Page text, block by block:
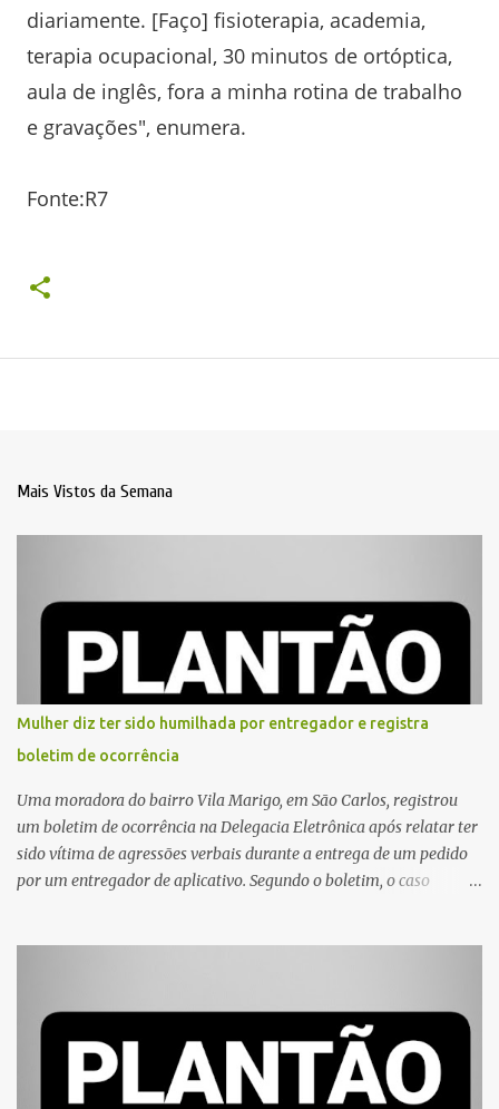
diariamente. [Faço] fisioterapia, academia,
terapia ocupacional, 30 minutos de ortóptica,
aula de inglês, fora a minha rotina de trabalho
e gravações", enumera.
Fonte:R7
Mais Vistos da Semana
Mulher diz ter sido humilhada por entregador e registra
boletim de ocorrência
Uma moradora do bairro Vila Marigo, em São Carlos, registrou
um boletim de ocorrência na Delegacia Eletrônica após relatar ter
sido vítima de agressões verbais durante a entrega de um pedido
por um entregador de aplicativo. Segundo o boletim, o caso
proximidades. Ainda conforme o registro policial, a vítima relatou
que, ao receber a entrega, voltou a ser ofendida com palavras de
baixo calão e insultos. Ela informou à Polícia Civil que mora
sozinha e que se sentiu ameaçada, coagida e humilhada com a